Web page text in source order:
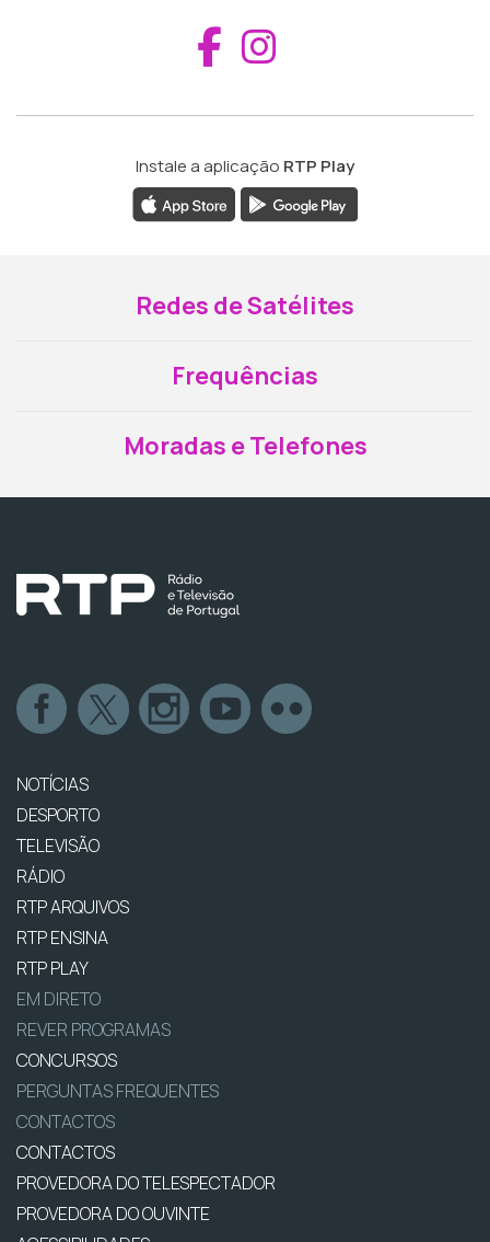
Aceder ao
Instale a aplicação RTP Play
Redes de Satélites
Frequências
Moradas e Telefones
NOTÍCIAS
DESPORTO
TELEVISÃO
RÁDIO
RTP ARQUIVOS
RTP ENSINA
RTP PLAY
EM DIRETO
REVER PROGRAMAS
CONCURSOS
PERGUNTAS FREQUENTES
CONTACTOS
CONTACTOS
PROVEDORA DO TELESPECTADOR
PROVEDORA DO OUVINTE